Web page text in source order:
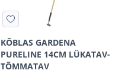
KÕBLAS GARDENA
PURELINE 14CM LÜKATAV-
TÕMMATAV